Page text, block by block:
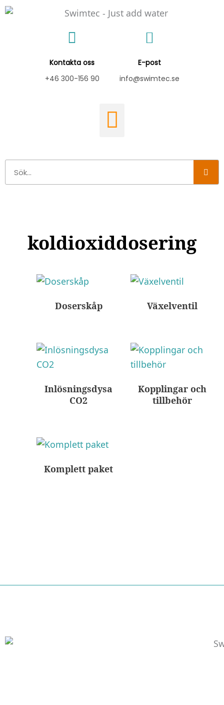
Hoppa
Kontakta oss
+46 300-156 90
E-post
info@swimtec.se
koldioxiddosering
Doserskåp Växelventil
Inlösningsdysa
CO2
Kopplingar och
tillbehör
Komplett paket